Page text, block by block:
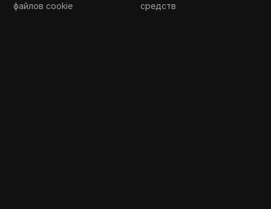
файлов cookie
средств